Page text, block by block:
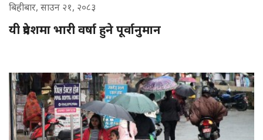
बिहीबार, साउन २१, २०८३
यी प्रदेशमा भारी वर्षा हुने पूर्वानुमान